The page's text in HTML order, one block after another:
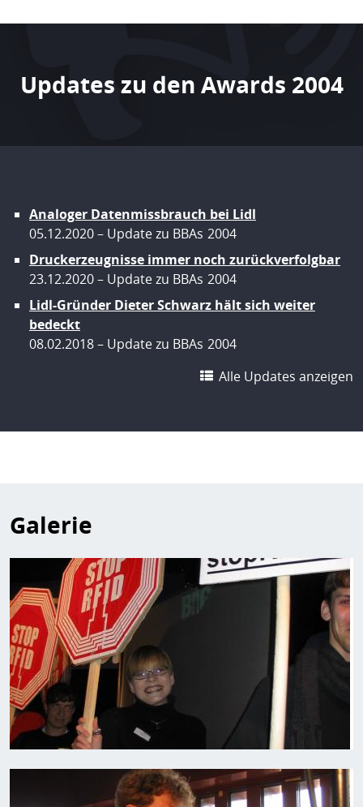
Updates zu den Awards 2004
Analoger Datenmissbrauch bei Lidl
05.12.2020
Update zu BBAs 2004
Druckerzeugnisse immer noch zurückverfolgbar
23.12.2020
Update zu BBAs 2004
Lidl-Gründer Dieter Schwarz hält sich weiter
bedeckt
08.02.2018
Update zu BBAs 2004
Alle Updates anzeigen
Galerie
Bild
Bild